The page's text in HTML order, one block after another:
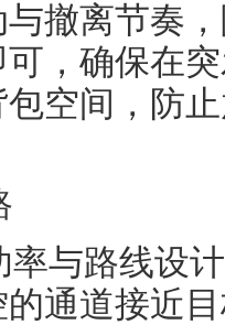
撤离节奏
，确保在
空间，防
率与路线设
通道接近